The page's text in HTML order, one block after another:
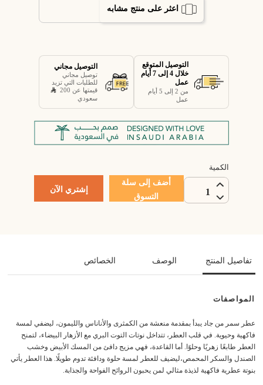
اعثر على منتج مشابه
التوصيل المتوقع
خلال 4 إلى 7 أيام
عمل
من 2 إلى 5 أيام
عمل
التوصيل مجاني
توصيل مجاني
للطلبات التي تزيد
قيمتها عن 200
سعودي
الكمية
1
أضف إلى سلة
التسوق
إشتري الآن
تفاصيل المنتج الوصف الخصائص
المواصفات
عطر سمر من جاد يبدأ بمقدمة منعشة من الكمثرى والأناناس والليمون، ليضفي لمسة
فاكهية وحيوية. في قلب العطر، تتداخل نوتات التوت البري مع الأزهار البيضاء، لتمنح
العطر طابعًا زهريًا وحلوًا. أما القاعدة، فهي مزيج دافئ من المسك الأبيض وخشب
الصندل والسكر المحمص،ليضيف للعطر لمسة حلوة ودافئة تدوم طويلًا. هذا العطر يأتي
بنوتة عطرية فاكهية لذيذة مثالي لمن يحبون الروائح الفواحة والجذابة.